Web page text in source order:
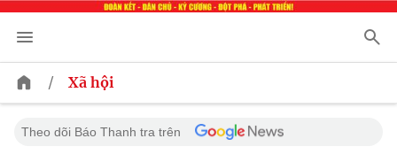
/ Xã hội
Theo dõi Báo Thanh tra trên